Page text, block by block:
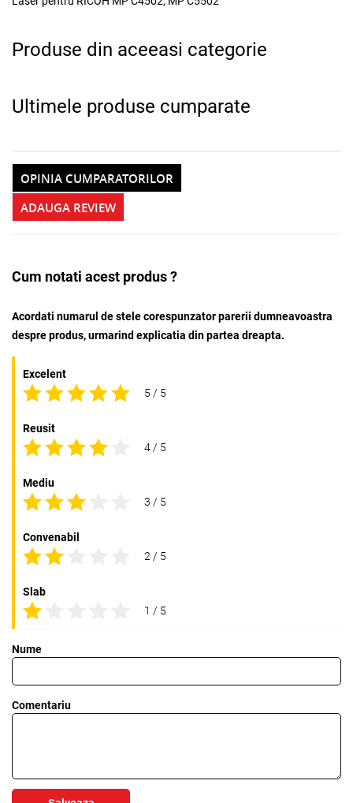
Produse din aceeasi categorie
Ultimele produse cumparate
ADAUGA REVIEW
OPINIA CUMPARATORILOR
Cum notati acest produs ?
Acordati numarul de stele corespunzator parerii dumneavoastra
despre produs, urmarind explicatia din partea dreapta.
Excelent
5 / 5
Reusit
4 / 5
Mediu
3 / 5
Convenabil
2 / 5
Slab
1 / 5
Nume
Comentariu